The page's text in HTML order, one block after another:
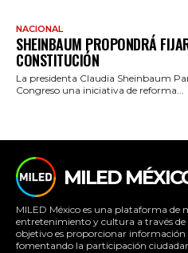
NACIONAL
SHEINBAUM PROPONDRÁ
CONSTITUCIÓN
La presidenta Claudia Sheinbaum
Congreso una iniciativa de reforma...
MILED
MILED México es una plataforma de
entretenimiento y cultura a través de
objetivo es proporcionar información
fomentando la participación